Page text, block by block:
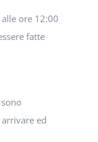
ore 12:00
fatte
ed